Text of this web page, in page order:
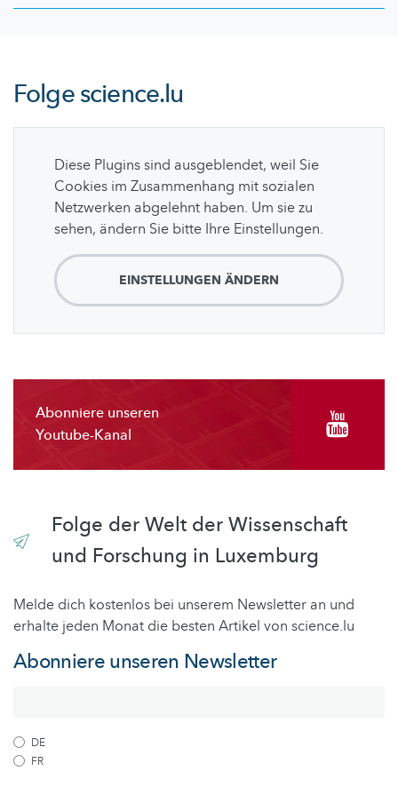
Folgescience.lu
Diese Plugins sind ausgeblendet, weil Sie
Cookies im Zusammenhang mit sozialen
Netzwerken abgelehnt haben. Um sie zu
sehen, ändern Sie bitte Ihre Einstellungen.
EINSTELLUNGEN ÄNDERN
Abonniere unseren
Youtube-Kanal
Folge der Welt der Wissenschaft
und Forschung in Luxemburg
Melde dich kostenlos bei unserem Newsletter an und
erhalte jeden Monat die besten Artikel von science.lu
Abonniere unseren Newsletter
DE
FR